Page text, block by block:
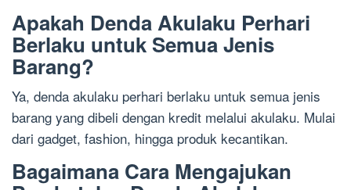
Apakah Denda Akulaku Perhari
Berlaku untuk Semua Jenis
Barang?
Ya, denda akulaku perhari berlaku untuk semua jenis
barang yang dibeli dengan kredit melalui akulaku. Mulai
dari gadget, fashion, hingga produk kecantikan.
Bagaimana Cara Mengajukan